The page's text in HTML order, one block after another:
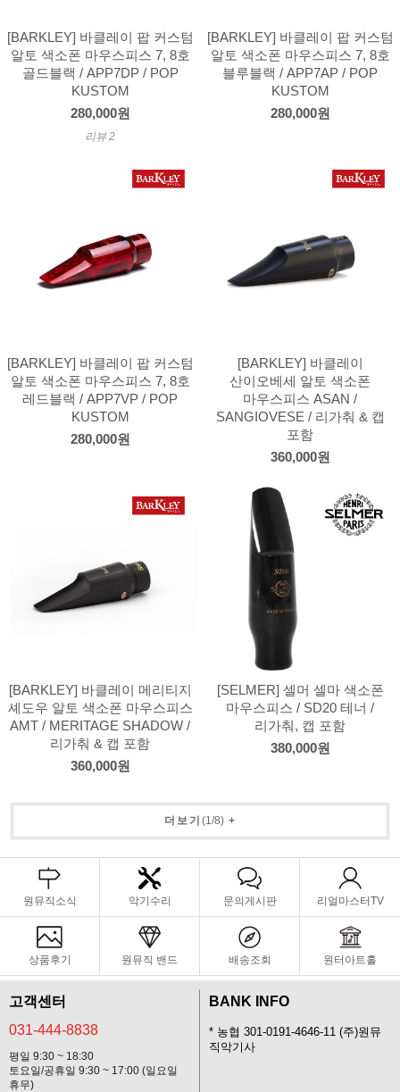
[BARKLEY] 바클레이 팝 커스텀
알토 색소폰 마우스피스 7, 8호
골드블랙 / APP7DP / POP
KUSTOM
280,000원
리뷰 2
[BARKLEY] 바클레이 팝 커스텀
알토 색소폰 마우스피스 7, 8호
블루블랙 / APP7AP / POP
KUSTOM
280,000원
[BARKLEY] 바클레이 팝 커스텀
알토 색소폰 마우스피스 7, 8호
레드블랙 / APP7VP / POP
KUSTOM
280,000원
[BARKLEY] 바클레이
산이오베세 알토 색소폰
마우스피스 ASAN /
SANGIOVESE / 리가춰 & 캡
포함
360,000원
[BARKLEY] 바클레이 메리티지
셰도우 알토 색소폰 마우스피스
AMT / MERITAGE SHADOW /
리가춰 & 캡 포함
360,000원
[SELMER] 셀머 셀마 색소폰
마우스피스 / SD20 테너 /
리가춰, 캡 포함
380,000원
더보기 (1 /8)+
원뮤직소식 악기수리 문의게시판 리얼마스터TV
상품후기 원뮤직 밴드 배송조회 원터아트홀
고객센터
031-444-8838
평일 9:30 ~ 18:30
토요일/공휴일 9:30 ~ 17:00 (일요일
휴무)
BANK INFO
* 농협 301-0191-4646-11 (주)원뮤
직악기사